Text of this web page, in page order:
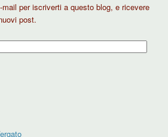
per iscriverti a questo blog, e ricevere
post.